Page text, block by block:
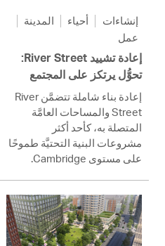
إنشاءات أحياء
المدينة
عمل
إعادة تشييد River Street:
تحوُّل يرتكز على المجتمع
إعادة بناء شاملة تتضمَّن River
Street والمساحات العامَّة
المتصلة به، كأحد أكثر
مشروعات البنية التحتيَّة طموحًا
على مستوى Cambridge.